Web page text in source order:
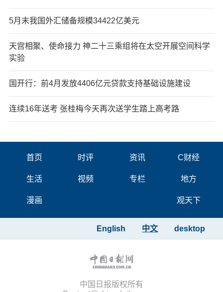
5月末我国外汇储备规模34422亿美元
天宫相聚、使命接力 神二十三乘组将在太空开展空间科学
实验
国开行：前4月发放4406亿元贷款支持基础设施建设
连续16年送考 张桂梅今天再次送学生踏上高考路
首页 时评 资讯 C财经
生活 视频 专栏 地方
漫画 观天下
desktop
中文
English
中国日报版权所有